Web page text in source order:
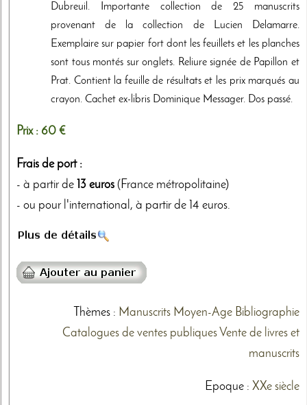
Dubreuil. Importante collection de 25 manuscrits
provenant de la collection de Lucien Delamarre.
Exemplaire sur papier fort dont les feuillets et les planches
sont tous montés sur onglets. Reliure signée de Papillon et
Prat. Contient la feuille de résultats et les prix marqués au
crayon. Cachet ex-libris Dominique Messager. Dos passé.
Prix : 60 €
Frais de port :
- à partir de 13 euros (France métropolitaine)
- ou pour l'international, à partir de 14 euros.
Thèmes: Manuscrits Moyen-Age Bibliographie
Catalogues de ventes publiques Vente de livres et
manuscrits
Epoque : XXe siècle